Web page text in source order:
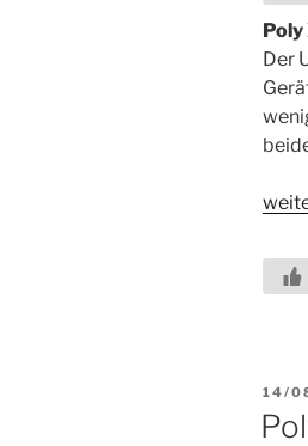
Poly
Der
oder
sich
AM
14/